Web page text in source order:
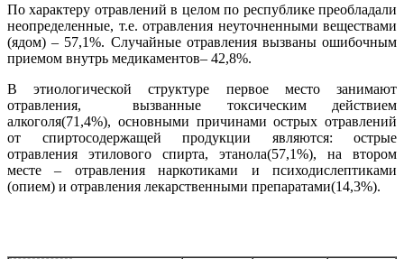
По характеру отравлений в целом по республике преобладали
неопределенные, т.е. отравления неуточненными веществами
(ядом) – 57,1%. Случайные отравления вызваны ошибочным
приемом внутрь медикаментов– 42,8%.
В этиологической структуре первое место занимают
отравления, вызванные токсическим действием
алкоголя(71,4%), основными причинами острых отравлений
от спиртосодержащей продукции являются: острые
отравления этилового спирта, этанола(57,1%), на втором
месте – отравления наркотиками и психодислептиками
(опием) и отравления лекарственными препаратами(14,3%).